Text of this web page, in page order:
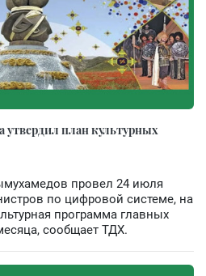
утвердил план культурных
провел 24 июля
по цифровой системе, на
программа главных
сообщает ТДХ.